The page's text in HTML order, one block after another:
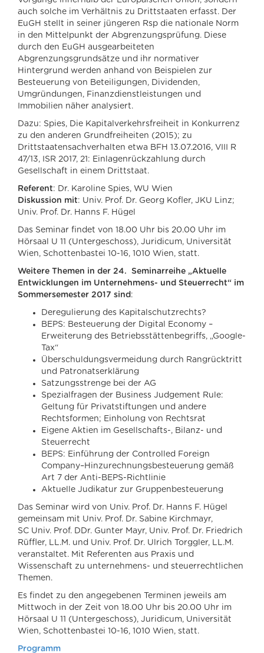
auch solche im Verhältnis zu Drittstaaten erfasst. Der
EuGH stellt in seiner jüngeren Rsp die nationale Norm
in den Mittelpunkt der Abgrenzungsprüfung. Diese
durch den EuGH ausgearbeiteten
Abgrenzungsgrundsätze und ihr normativer
Hintergrund werden anhand von Beispielen zur
Besteuerung von Beteiligungen, Dividenden,
Umgründungen, Finanzdienstleistungen und
Immobilien näher analysiert.
Dazu: Spies, Die Kapitalverkehrsfreiheit in Konkurrenz
zu den anderen Grundfreiheiten (2015); zu
Drittstaatensachverhalten etwa BFH 13.07.2016, VIII R
47/13, ISR 2017, 21: Einlagenrückzahlung durch
Gesellschaft in einem Drittstaat.
Referent: Dr. Karoline Spies, WU Wien
Diskussion mit: Univ. Prof. Dr. Georg Kofler, JKU Linz;
Univ. Prof. Dr. Hanns F. Hügel
Das Seminar findet von 18.00 Uhr bis 20.00 Uhr im
Hörsaal U 11 (Untergeschoss), Juridicum, Universität
Wien, Schottenbastei 10-16, 1010 Wien, statt.
Weitere Themen in der 24. Seminarreihe „Aktuelle
Entwicklungen im Unternehmens- und Steuerrecht“ im
Sommersemester 2017 sind:
Deregulierung des Kapitalschutzrechts?
BEPS: Besteuerung der Digital Economy –
Erweiterung des Betriebsstättenbegriffs, „Google-
Tax“
Überschuldungsvermeidung durch Rangrücktritt
und Patronatserklärung
Satzungsstrenge bei der AG
Spezialfragen der Business Judgement Rule:
Geltung für Privatstiftungen und andere
Rechtsformen; Einholung von Rechtsrat
Eigene Aktien im Gesellschafts-, Bilanz- und
Steuerrecht
BEPS: Einführung der Controlled Foreign
Company–Hinzurechnungsbesteuerung gemäß
Art 7 der Anti-BEPS-Richtlinie
Aktuelle Judikatur zur Gruppenbesteuerung
Das Seminar wird von Univ. Prof. Dr. Hanns F. Hügel
gemeinsam mit Univ. Prof. Dr. Sabine Kirchmayr,
SC Univ. Prof. DDr. Gunter Mayr, Univ. Prof. Dr. Friedrich
Rüffler, LL.M. und Univ. Prof. Dr. Ulrich Torggler, LL.M.
veranstaltet. Mit Referenten aus Praxis und
Wissenschaft zu unternehmens- und steuerrechtlichen
Themen.
Es findet zu den angegebenen Terminen jeweils am
Mittwoch in der Zeit von 18.00 Uhr bis 20.00 Uhr im
Hörsaal U 11 (Untergeschoss), Juridicum, Universität
Wien, Schottenbastei 10-16, 1010 Wien, statt.
Programm